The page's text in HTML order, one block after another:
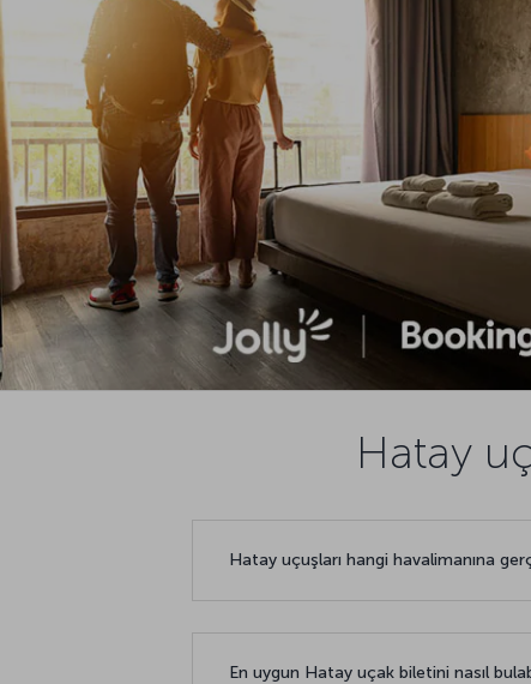
Hatay
Hatay uçuşları hangi havalimanına
En uygun Hatay uçak biletini nasıl